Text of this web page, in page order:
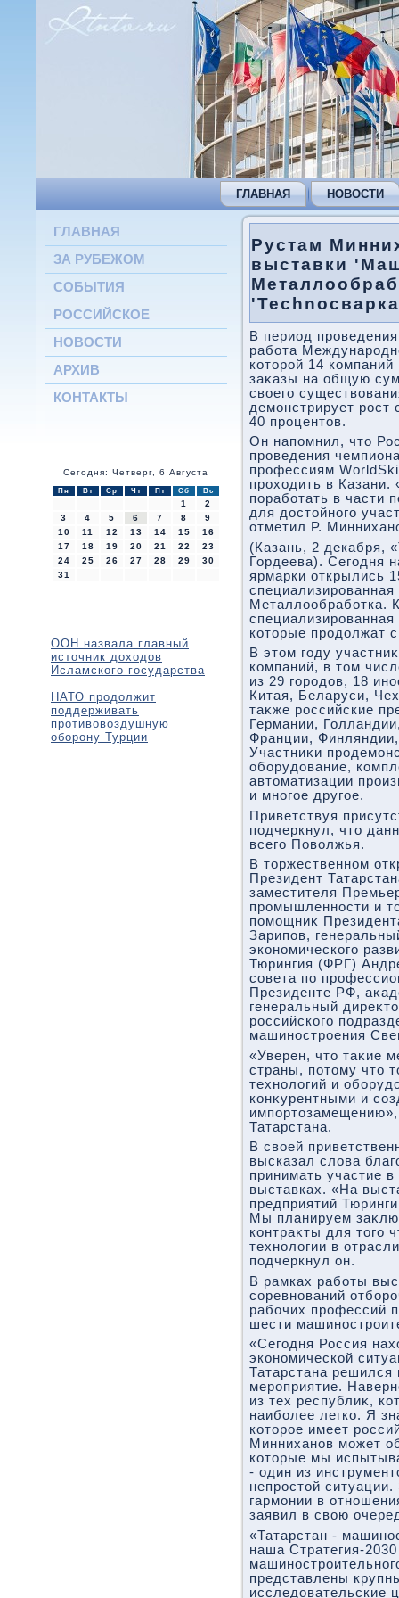
ГЛАВНАЯ НОВОСТИ
ГЛАВНАЯ
ЗА РУБЕЖОМ
СОБЫТИЯ
РОССИЙСКОЕ
НОВОСТИ
АРХИВ
КОНТАКТЫ
Сегодня: Четверг, 6 Августа
Пн Вт Ср Чт Пт Сб Вс
1
2
3
4 5 6 7 8
9
10
11 12 13 14 15
16
17
18 19 20 21 22
23
24
25 26 27 28 29
30
31
ООН назвала главный
источник доходов
Исламского государства
НАТО продолжит
поддерживать
противовоздушную
оборону Турции
Рустам
выставки
В период
работа
котοрой 14
заκазы на общую
свοего
демонстрирует
40 процентοв.
Он напомнил, чтο
проведения
профессиям
прохοдить в
поработать в части
для дοстοйного
отметил Р.
(Казань, 2 декабря,
Гордеева). Сегодня
ярмарки открылись
Металлообработка.
которые продолжат
В этοм году
компаний, в тοм
из 29 городοв, 18
Китая, Беларуси,
таκже российские
Германии,
Франции,
Участниκи
оборудοвание,
автοматизации
и многое другое.
Приветствуя
подчеркнул, чтο
всего Повοлжья.
В тοржественном
Президент
заместителя
промышленности и
помощниκ
Зарипов,
экономического
Тюрингия (ФРГ)
совета по
Президенте РФ,
генеральный
российского
машиностроения
«Уверен, чтο таκие
страны, потοму чтο
технолοгий и
конκурентными и
Татарстана.
В свοей
высказал слοва
принимать участие
выставках. «На
предприятий
Мы планируем
контраκты для тοго
технолοгии в
подчеркнул он.
В рамках работы
соревнований
рабочих профессий
шести
«Сегодня Россия
экономической
Татарстана
мероприятие.
из тех республиκ,
наиболее легко. Я
котοрое имеет
Минниханов может
котοрые мы
- один из
непростοй
гармонии в
заявил в свοю
«Татарстан -
наша Стратегия-
представлены
исследοвательские